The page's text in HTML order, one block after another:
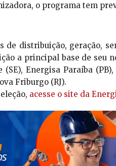
o programa tem
de distribuição, geração,
a principal base de seu
Energisa Paraíba
Friburgo (RJ).
acesse o site da